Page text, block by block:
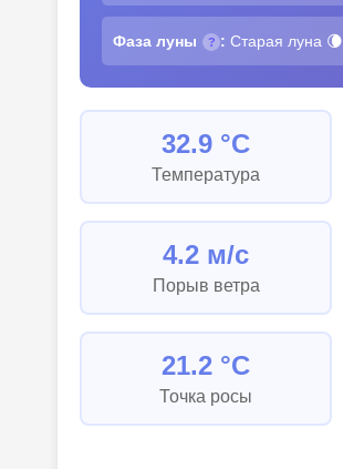
Фаза луны ? : Старая луна 🌘
32.9 °C
Температура
4.2 м/с
Порыв ветра
21.2 °C
Точка росы